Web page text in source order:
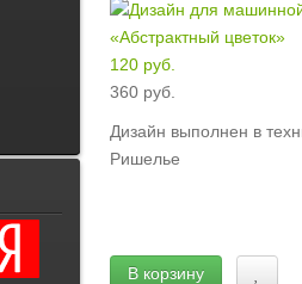
120 руб.
360 руб.
Дизайн выполнен в
Ришелье
В корзину